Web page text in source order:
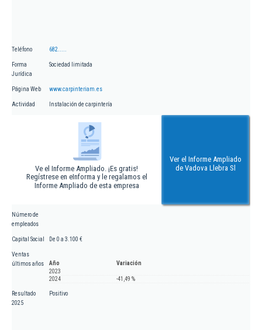
Teléfono 682.....
Forma
Jurídica
Sociedad limitada
Página Web www.carpinteriam.es
Actividad Instalación de carpintería
Ve el Informe Ampliado. ¡Es gratis!
Regístrese en eInforma y le regalamos el
Informe Ampliado de esta empresa
Ver el Informe Ampliado
de Vadova Llebra Sl
Número de
empleados
Capital Social De 0 a 3.100 €
Ventas
últimos años
Año
Variación
2023
2024
-41,49 %
Resultado
2025
Positivo